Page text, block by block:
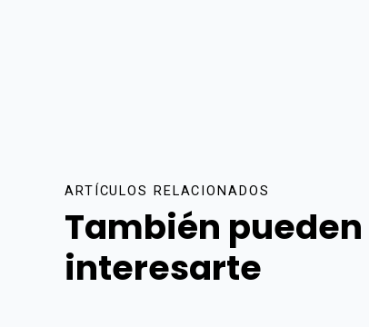
ARTÍCULOS RELACIONADOS
También pueden
interesarte